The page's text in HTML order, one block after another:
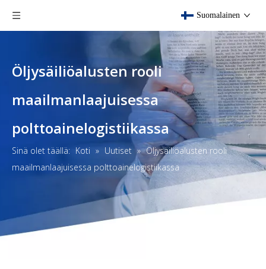
Suomalainen
Öljysäiliöalusten rooli
maailmanlaajuisessa
polttoainelogistiikassa
Sinä olet täällä: Koti » Uutiset » Öljysäiliöalusten rooli
maailmanlaajuisessa polttoainelogistiikassa